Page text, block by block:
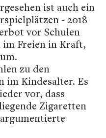
ist auch ein
- 2018
vor Schulen
Freien in Kraft,
zu den
im Kindesalter. Es
vor, dass
Zigaretten